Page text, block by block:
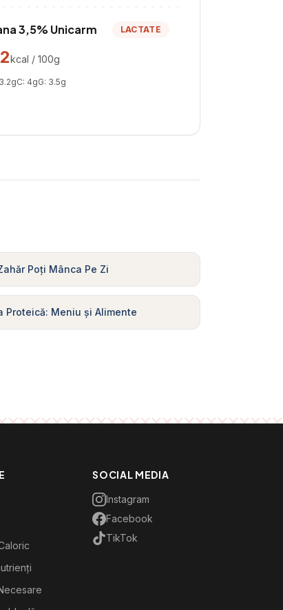
3,5% Unicarm LACTATE
kcal / 100g
3.2gC: 4gG: 3.5g
Poți Mânca Pe Zi
Proteică: Meniu și Alimente
SOCIAL MEDIA
Instagram
Facebook
TikTok